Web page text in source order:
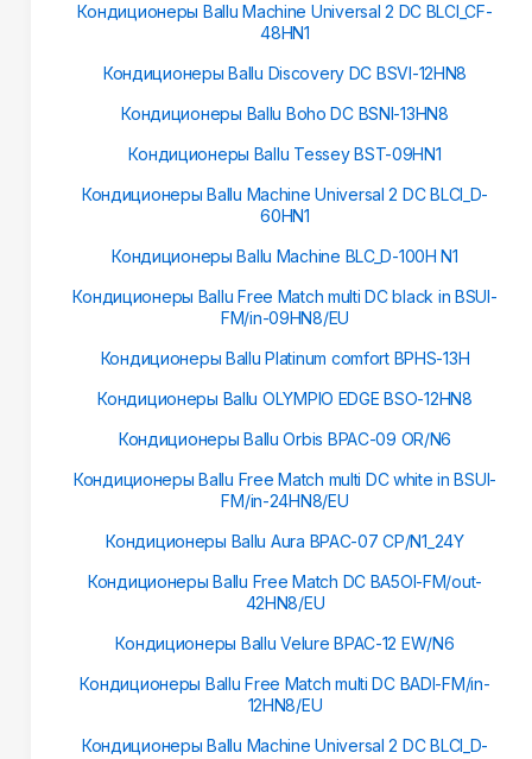
Кондиционеры Ballu Machine Universal 2 DC BLCI_CF-
48HN1
Кондиционеры Ballu Discovery DC BSVI-12HN8
Кондиционеры Ballu Boho DC BSNI-13HN8
Кондиционеры Ballu Tessey BST-09HN1
Кондиционеры Ballu Machine Universal 2 DC BLCI_D-
60HN1
Кондиционеры Ballu Machine BLC_D-100H N1
Кондиционеры Ballu Free Match multi DC black in BSUI-
FM/in-09HN8/EU
Кондиционеры Ballu Platinum сomfort BPHS-13H
Кондиционеры Ballu OLYMPIO EDGE BSO-12HN8
Кондиционеры Ballu Orbis BPAC-09 OR/N6
Кондиционеры Ballu Free Match multi DC white in BSUI-
FM/in-24HN8/EU
Кондиционеры Ballu Aura BPAC-07 CP/N1_24Y
Кондиционеры Ballu Free Match DC BA5OI-FM/out-
42HN8/EU
Кондиционеры Ballu Velure BPAC-12 EW/N6
Кондиционеры Ballu Free Match multi DC BADI-FM/in-
12HN8/EU
Кондиционеры Ballu Machine Universal 2 DC BLCI_D-